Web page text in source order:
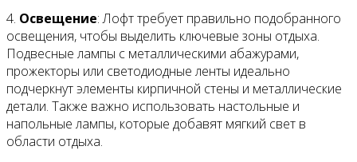
4. Освещение: Лофт требует правильно подобранного
освещения, чтобы выделить ключевые зоны отдыха.
Подвесные лампы с металлическими абажурами,
прожекторы или светодиодные ленты идеально
подчеркнут элементы кирпичной стены и металлические
детали. Также важно использовать настольные и
напольные лампы, которые добавят мягкий свет в
области отдыха.